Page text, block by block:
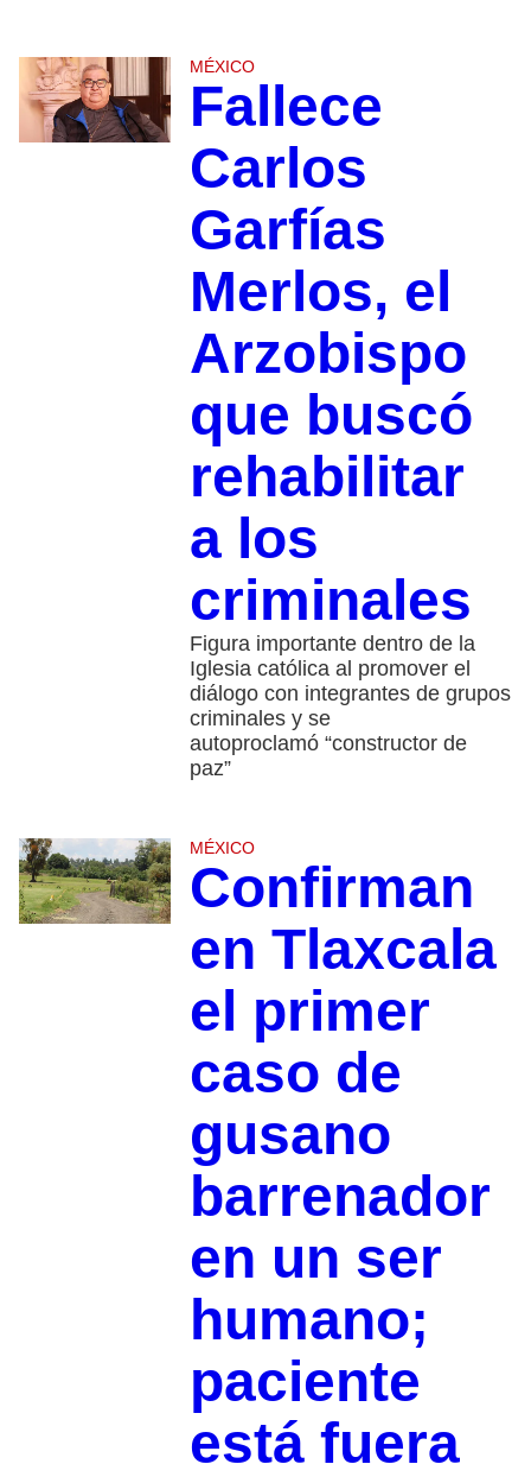
MÉXICO
Fallece
Carlos
Garfías
Merlos, el
Arzobispo
que buscó
rehabilitar
a los
criminales
Figura importante dentro de la
Iglesia católica al promover el
diálogo con integrantes de grupos
criminales y se
autoproclamó “constructor de
paz”
MÉXICO
Confirman
en Tlaxcala
el primer
caso de
gusano
barrenador
en un ser
humano;
paciente
está fuera